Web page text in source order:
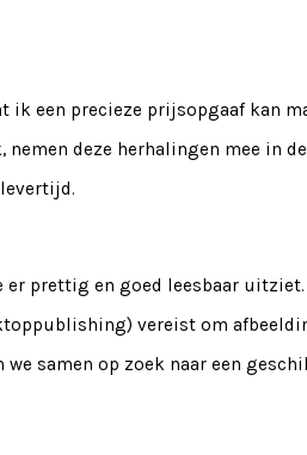
een precieze prijsopgaaf kan
deze herhalingen mee in
prettig en goed leesbaar
vereist om
samen op zoek naar een